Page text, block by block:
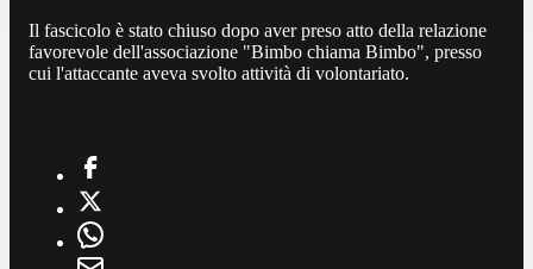
Il fascicolo è stato chiuso dopo aver preso atto della relazione
favorevole dell'associazione "Bimbo chiama Bimbo", presso
cui l'attaccante aveva svolto attività di volontariato.